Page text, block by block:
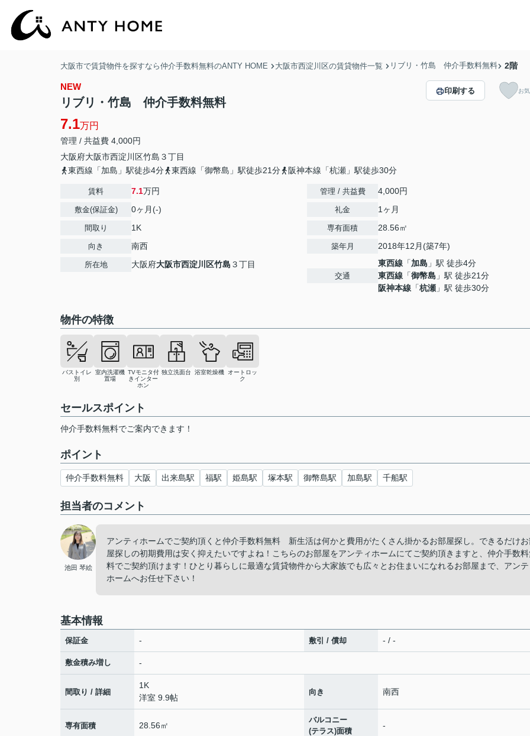
大阪市で賃貸物件を探すなら仲介手数料無料のANTY HOME 大阪市西淀川区の賃貸物件一覧 リブリ・竹島 仲介手数料無料 2階
NEW
リブリ・竹島 仲介手数料無料
7.1万円
管理 / 共益費 4,000円
大阪府大阪市西淀川区竹島 ３丁目
東西線「加島」駅徒歩4分
東西線「御幣島」駅徒歩21分 阪神本線「杭瀬」駅徒歩30分
印刷する お
賃料 7.1万円
敷金(保証金) 0ヶ月(-)
間取り 1K
向き 南西
所在地 大阪府大阪市西淀川区竹島 ３丁目
管理 / 共益費 4,000円
礼金 1ヶ月
専有面積 28.56㎡
築年月 2018年12月(築7年)
交通
東西線 「加島 」駅 徒歩4分
東西線 「御幣島 」駅 徒歩21分
阪神本線 「杭瀬 」駅 徒歩30分
物件の特徴
バストイレ
別
室内洗濯機
置場
TVモニタ付
きインター
ホン
独立洗面台 浴室乾燥機
オートロッ
ク
セールスポイント
仲介手数料無料でご案内できます！
ポイント
仲介手数料無料 大阪 出来島駅 福駅 姫島駅 塚本駅 御幣島駅 加島駅 千船駅
担当者のコメント
池田 琴絵
アンティホームでご契約頂くと仲介手数料無料 新生活は何かと費用がたくさん掛かるお部屋探し。できるだけお
屋探しの初期費用は安く抑えたいですよね！こちらのお部屋をアンティホームにてご契約頂きますと、仲介手数
料でご契約頂けます！ひとり暮らしに最適な賃貸物件から大家族でも広々とお住まいになれるお部屋まで、アンテ
ホームへお任せ下さい！
基本情報
保証金 - 敷引 / 償却 - / -
敷金積み増し -
間取り / 詳細
1K
洋室 9.9帖
向き 南西
専有面積 28.56㎡
バルコニー
(テラス)面積
-